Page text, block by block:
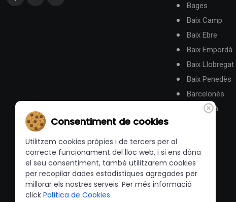
Bages
Baix Camp
Baix Ebre
Baix Empordà
Baix Llobregat
Baix Penedès
Barcelonès
Berguedà
Consentiment de cookies
Utilitzem cookies pròpies i de tercers per al
correcte funcionament del lloc web, i si ens dóna
el seu consentiment, també utilitzarem cookies
per recopilar dades estadístiques agregades per
millorar els nostres serveis. Per més informació
click Política de Cookies